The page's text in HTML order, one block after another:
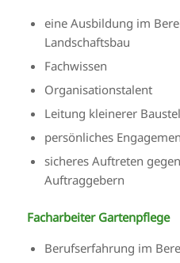
eine Ausbildung im
Landschaftsbau
Fachwissen
Organisationstalent
Leitung kleinerer
persönliches
sicheres Auftreten
Auftraggebern
Facharbeiter Gartenpflege
Berufserfahrung im